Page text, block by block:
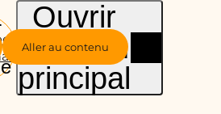
Aller au contenu
Ouvrir
le menu
principal